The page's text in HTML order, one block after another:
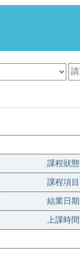
課程狀態
課程項目
結業日期
上課時間